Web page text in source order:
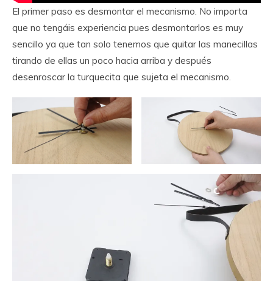
El primer paso es desmontar el mecanismo. No importa
que no tengáis experiencia pues desmontarlos es muy
sencillo ya que tan solo tenemos que quitar las manecillas
tirando de ellas un poco hacia arriba y después
desenroscar la turquecita que sujeta el mecanismo.